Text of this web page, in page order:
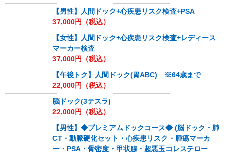
【男性】人間ドック+心疾患リスク検査+PSA
37,000円（税込）
【女性】人間ドック+心疾患リスク検査+レディース
マーカー検査
37,000円（税込）
【午後トク】人間ドック(胃ABC) ※64歳まで
22,000円（税込）
脳ドック(3テスラ)
22,000円（税込）
【男性】◆プレミアムドックコース◆ (脳ドック・肺
CT・動脈硬化セット・心疾患リスク・腫瘍マーカ
ー・PSA・骨密度・甲状腺・超悪玉コレステロー